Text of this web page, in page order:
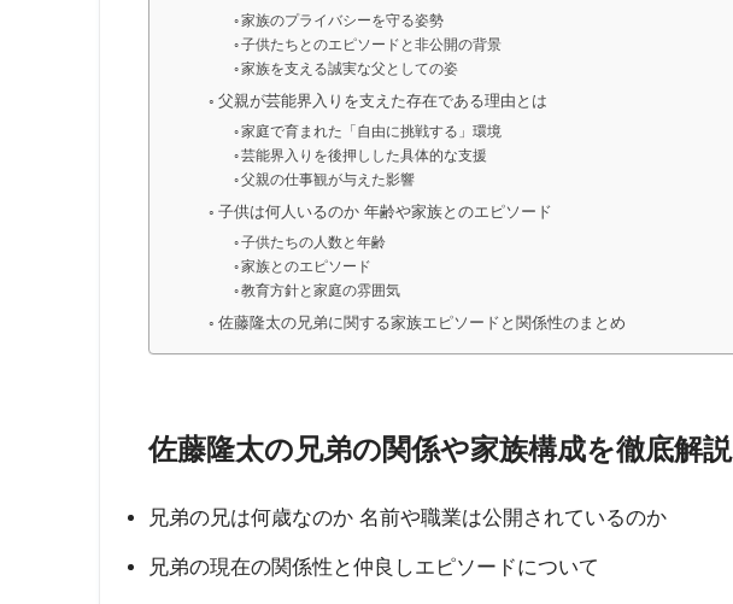
家族のプライバシーを守る姿勢
子供たちとのエピソードと非公開の背景
家族を支える誠実な父としての姿
父親が芸能界入りを支えた存在である理由とは
家庭で育まれた「自由に挑戦する」環境
芸能界入りを後押しした具体的な支援
父親の仕事観が与えた影響
子供は何人いるのか 年齢や家族とのエピソード
子供たちの人数と年齢
家族とのエピソード
教育方針と家庭の雰囲気
佐藤隆太の兄弟に関する家族エピソードと関係性のまとめ
佐藤隆太の兄弟の関係や家族構成を徹底解説
兄弟の兄は何歳なのか 名前や職業は公開されているのか
兄弟の現在の関係性と仲良しエピソードについて